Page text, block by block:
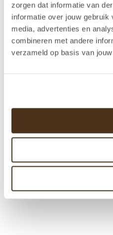
zorgen dat informatie van
informatie over jouw
media, advertenties en
combineren met andere
verzameld op basis van
Badenkaart kopen &
Cadeaubon